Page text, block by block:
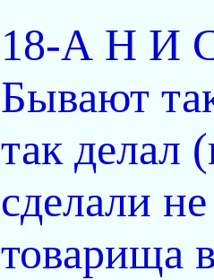
18-А H И
Бывают
так делал
сделали
товарища